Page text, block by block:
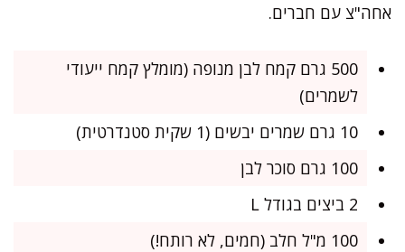
אחה"צ עם חברים.
500 גרם קמח לבן מנופה (מומלץ קמח ייעודי
לשמרים)
10 גרם שמרים יבשים (1 שקית סטנדרטית)
100 גרם סוכר לבן
2 ביצים בגודל L
100 מ"ל חלב (חמים, לא רותח!)